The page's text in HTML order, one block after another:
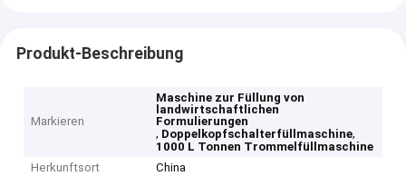
Produkt-Beschreibung
Markieren
Maschine zur Füllung von
landwirtschaftlichen
Formulierungen
, Doppelkopfschalterfüllmaschine,
1000 L Tonnen Trommelfüllmaschine
Herkunftsort
China